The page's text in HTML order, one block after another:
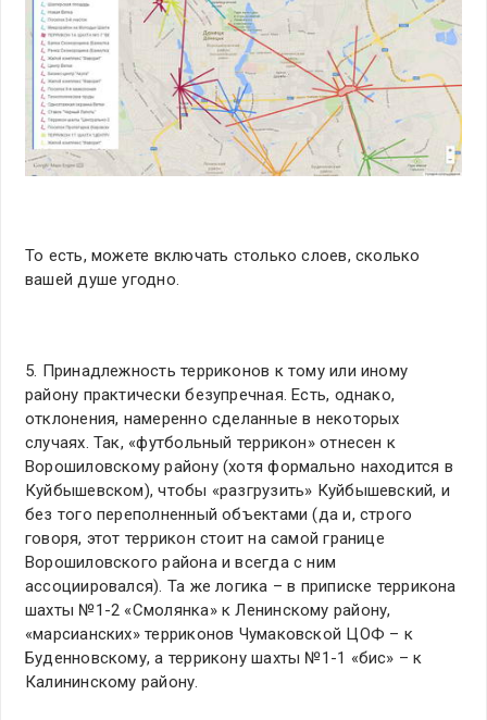
То есть, можете включать столько слоев, сколько
вашей душе угодно.
5. Принадлежность терриконов к тому или иному
району практически безупречная. Есть, однако,
отклонения, намеренно сделанные в некоторых
случаях. Так, «футбольный террикон» отнесен к
Ворошиловскому району (хотя формально находится в
Куйбышевском), чтобы «разгрузить» Куйбышевский, и
без того переполненный объектами (да и, строго
говоря, этот террикон стоит на самой границе
Ворошиловского района и всегда с ним
ассоциировался). Та же логика – в приписке террикона
шахты №1-2 «Смолянка» к Ленинскому району,
«марсианских» терриконов Чумаковской ЦОФ – к
Буденновскому, а террикону шахты №1-1 «бис» – к
Калининскому району.